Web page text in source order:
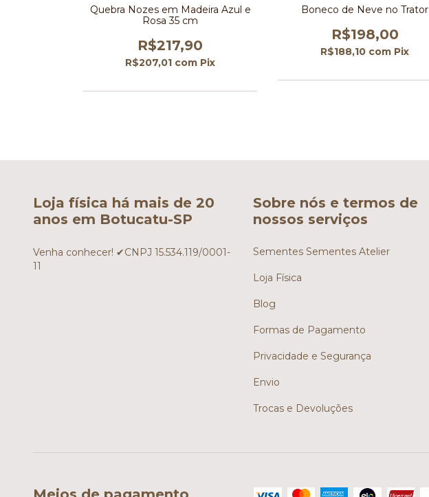
Quebra Nozes em Madeira Azul e
Rosa 35 cm
R$217,90
R$207,01 com Pix
Boneco de Neve no Trator
R$198,00
R$188,10 com Pix
Loja física há mais de 20
anos em Botucatu-SP
Venha conhecer! ✔CNPJ 15.534.119/0001-
11
Sobre nós e termos de
nossos serviços
Sementes Sementes Atelier
Loja Física
Blog
Formas de Pagamento
Privacidade e Segurança
Envio
Trocas e Devoluções